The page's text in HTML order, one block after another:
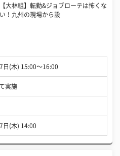
【大林組】転勤&ジョブローテは怖くな
い！九州の現場から設
日(木) 15:00〜16:00
実施
日(木) 14:00